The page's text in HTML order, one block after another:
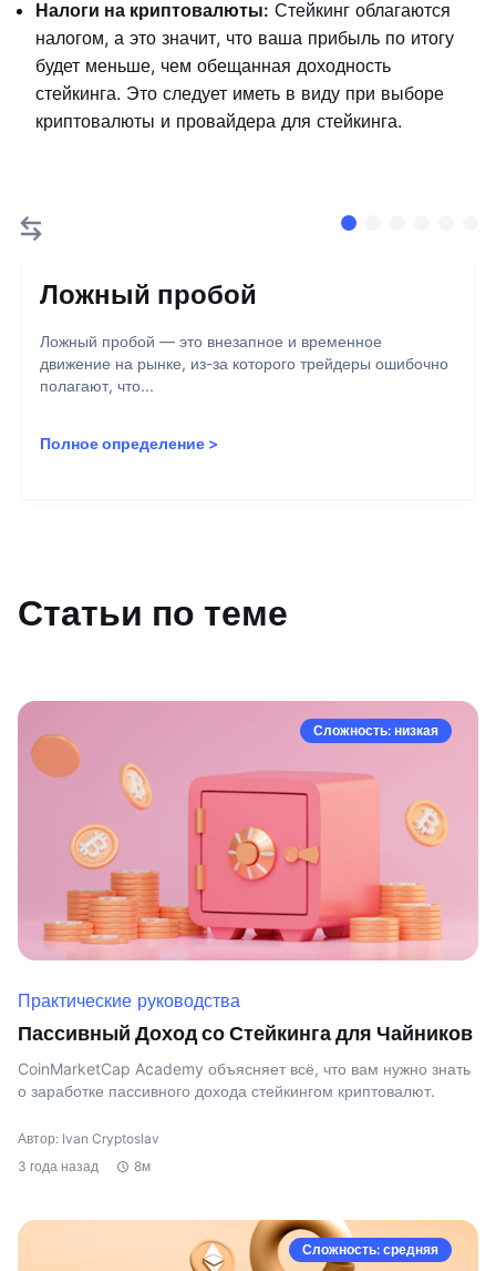
Налоги на криптовалюты: Стейкинг облагаются
налогом, а это значит, что ваша прибыль по итогу
будет меньше, чем обещанная доходность
стейкинга. Это следует иметь в виду при выборе
криптовалюты и провайдера для стейкинга.
Ложный пробой
Ложный пробой — это внезапное и временное
движение на рынке, из-за которого трейдеры ошибочно
полагают, что...
Полное определение >
Статьи по теме
Сложность: низкая
Практические руководства
Пассивный Доход со Стейкинга для Чайников
CoinMarketCap Academy объясняет всё, что вам нужно знать
о заработке пассивного дохода стейкингом криптовалют.
Автор: Ivan Cryptoslav
3 года назад
8м
Сложность: средняя